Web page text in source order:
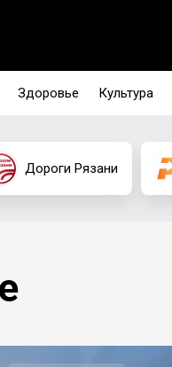
Здоровье Культура
Дороги Рязани